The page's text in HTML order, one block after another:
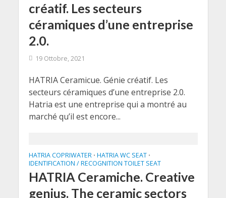
créatif. Les secteurs
céramiques d’une entreprise
2.0.
19 Ottobre, 2021
HATRIA Ceramicue. Génie créatif. Les
secteurs céramiques d’une entreprise 2.0.
Hatria est une entreprise qui a montré au
marché qu’il est encore...
HATRIA COPRIWATER • HATRIA WC SEAT •
IDENTIFICATION / RECOGNITION TOILET SEAT
HATRIA Ceramiche. Creative
genius. The ceramic sectors